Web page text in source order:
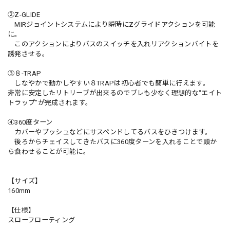
②Z-GLIDE
MIRジョイントシステムにより瞬時にZグライドアクションを可能
に。
このアクションによりバスのスイッチを入れリアクションバイトを
誘発させる。
③８-TRAP
しなやかで動かしやすい８TRAPは初心者でも簡単に行えます。
非常に安定したリトリーブが出来るのでブレも少なく理想的な“エイト
トラップ”が完成されます。
④360度ターン
カバーやブッシュなどにサスペンドしてるバスをひきつけます。
後ろからチェイスしてきたバスに360度ターンを入れることで頭か
ら食わせることが可能に。
【サイズ】
160mm
【仕様】
スローフローティング